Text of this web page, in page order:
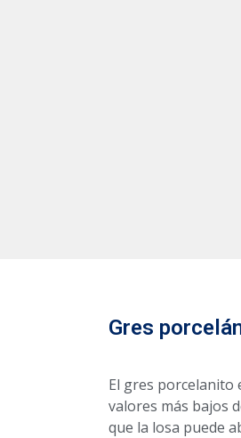
Gres
El gres porcelanito
valores más bajos
que la losa puede